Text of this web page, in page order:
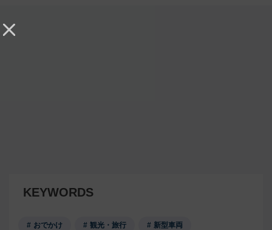
KEYWORDS
おでかけ 観光・旅行 新型車両